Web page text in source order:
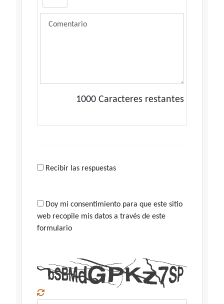
1000 Caracteres restantes
Recibir las respuestas
Doy mi consentimiento para que este sitio
web recopile mis datos a través de este
formulario